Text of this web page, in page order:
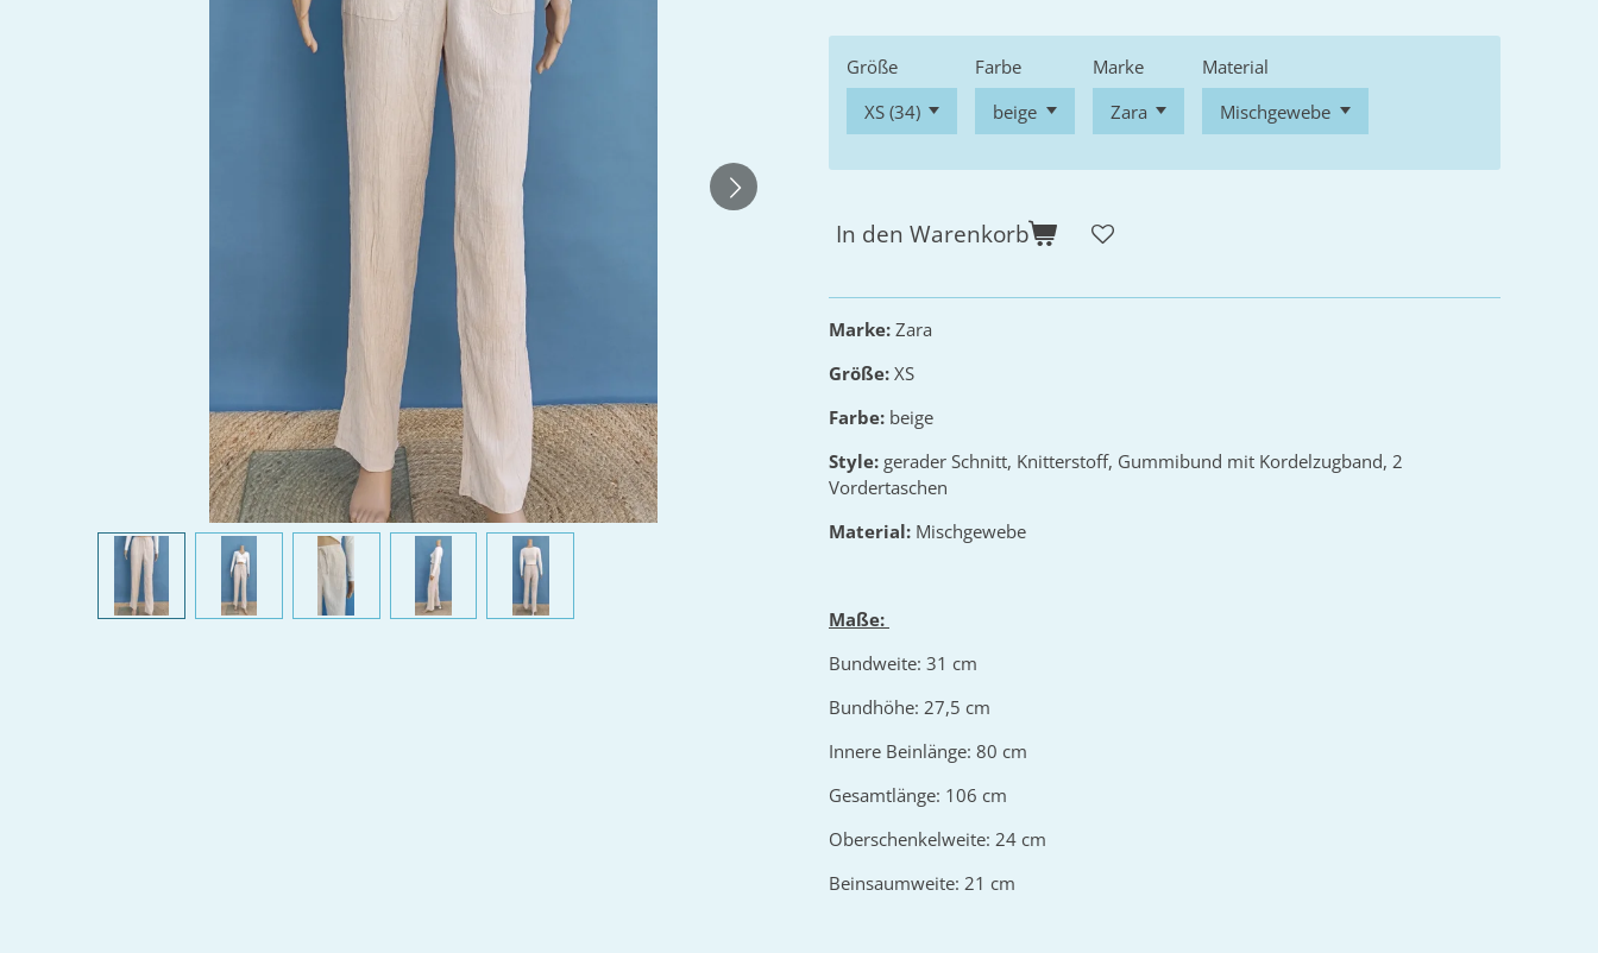
Größe Farbe Marke Material
In den Warenkorb
Marke: Zara
Größe: XS
Farbe: beige
Style: gerader Schnitt, Knitterstoff, Gummibund mit Kordelzugband, 2
Vordertaschen
Material: Mischgewebe
Maße:
Bundweite: 31 cm
Bundhöhe: 27,5 cm
Innere Beinlänge: 80 cm
Gesamtlänge: 106 cm
Oberschenkelweite: 24 cm
Beinsaumweite: 21 cm